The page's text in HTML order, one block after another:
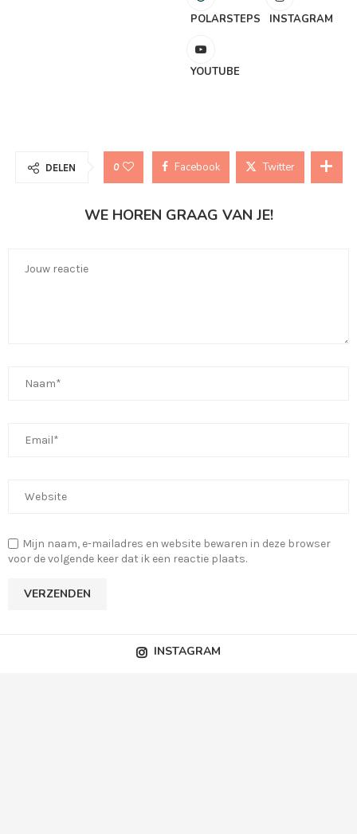
POLARSTEPS INSTAGRAM
YOUTUBE
DELEN 0 Facebook Twitter
WE HOREN GRAAG VAN JE!
Mijn naam, e-mailadres en website bewaren in deze browser
voor de volgende keer dat ik een reactie plaats.
INSTAGRAM